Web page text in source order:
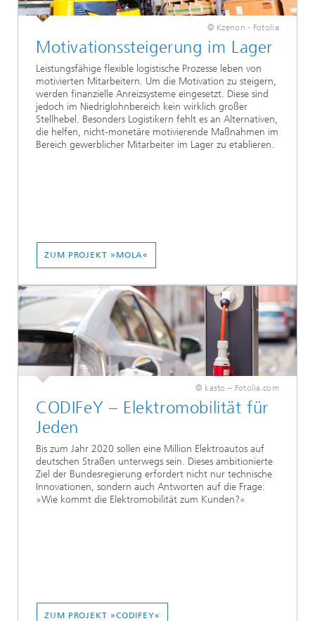
© Kzenon - Fotolia
Motivationssteigerung im Lager
Leistungsfähige flexible logistische Prozesse leben von
motivierten Mitarbeitern. Um die Motivation zu steigern,
werden finanzielle Anreizsysteme eingesetzt. Diese sind
jedoch im Niedriglohnbereich kein wirklich großer
Stellhebel. Besonders Logistikern fehlt es an Alternativen,
die helfen, nicht-monetäre motivierende Maßnahmen im
Bereich gewerblicher Mitarbeiter im Lager zu etablieren.
ZUM PROJEKT »MOLA«
© kasto – Fotolia.com
CODIFeY – Elektromobilität für
Jeden
Bis zum Jahr 2020 sollen eine Million Elektroautos auf
deutschen Straßen unterwegs sein. Dieses ambitionierte
Ziel der Bundesregierung erfordert nicht nur technische
Innovationen, sondern auch Antworten auf die Frage:
»Wie kommt die Elektromobilität zum Kunden?«
ZUM PROJEKT »CODIFEY«